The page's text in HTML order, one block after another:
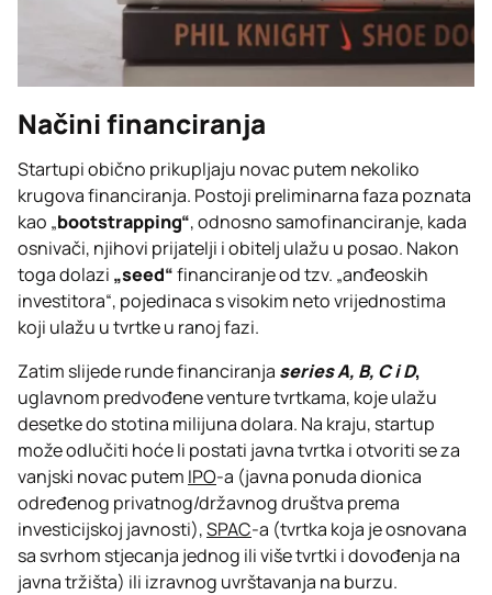
Načini financiranja
Startupi obično prikupljaju novac putem nekoliko
krugova financiranja. Postoji preliminarna faza poznata
kao „bootstrapping“, odnosno samofinanciranje, kada
osnivači, njihovi prijatelji i obitelj ulažu u posao. Nakon
toga dolazi „seed“financiranje od tzv. „anđeoskih
investitora“, pojedinaca s visokim neto vrijednostima
koji ulažu u tvrtke u ranoj fazi.
Zatim slijede runde financiranja series A, B, C i D,
uglavnom predvođene venture tvrtkama, koje ulažu
desetke do stotina milijuna dolara. Na kraju, startup
može odlučiti hoće li postati javna tvrtka i otvoriti se za
vanjski novac putem IPO-a (javna ponuda dionica
određenog privatnog/državnog društva prema
investicijskoj javnosti),SPAC-a (tvrtka koja je osnovana
sa svrhom stjecanja jednog ili više tvrtki i dovođenja na
javna tržišta) ili izravnog uvrštavanja na burzu.